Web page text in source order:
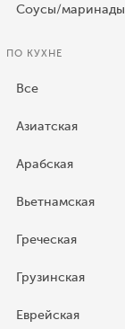
Соусы/маринады
ПО КУХНЕ
Все
Азиатская
Арабская
Вьетнамская
Греческая
Грузинская
Еврейская